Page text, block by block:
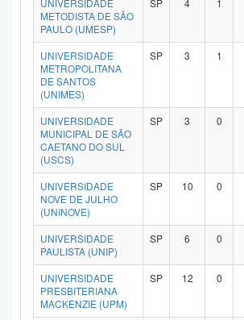
UNIVERSIDADE
METODISTA DE SÃO
PAULO (UMESP)
SP 4 1
UNIVERSIDADE
METROPOLITANA
DE SANTOS
(UNIMES)
SP 3 1
UNIVERSIDADE
MUNICIPAL DE SÃO
CAETANO DO SUL
(USCS)
SP 3 0
UNIVERSIDADE
NOVE DE JULHO
(UNINOVE)
SP 10 0
UNIVERSIDADE
PAULISTA (UNIP)
SP 6 0
UNIVERSIDADE
PRESBITERIANA
MACKENZIE (UPM)
SP 12 0